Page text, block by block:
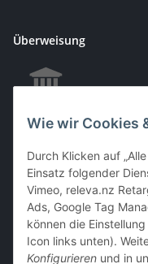
Wie wir Cookies
Durch Klicken auf
Einsatz folgender
Vimeo, releva.nz
Ads, Google Tag
können die
Icon links unten).
Konfigurieren und in
Überweisung
EC &
Barzahlung bei